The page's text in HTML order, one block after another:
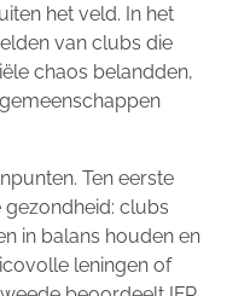
het veld. In het
van clubs die
chaos belandden,
Ten eerste
gezondheid: clubs
in balans houden en
leningen of